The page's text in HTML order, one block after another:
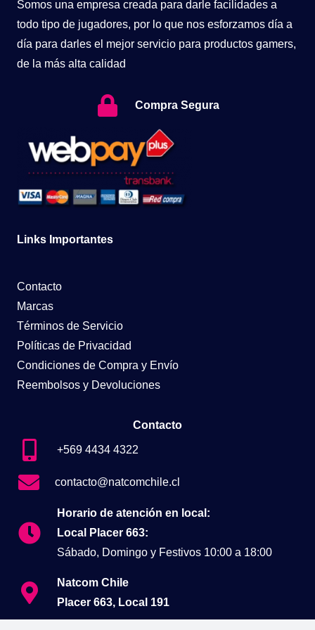
Somos una empresa creada para darle facilidades a
todo tipo de jugadores, por lo que nos esforzamos día a
día para darles el mejor servicio para productos gamers,
de la más alta calidad
Compra Segura
Links Importantes
Contacto
Marcas
Términos de Servicio
Políticas de Privacidad
Condiciones de Compra y Envío
Reembolsos y Devoluciones
Contacto
+569 4434 4322
contacto@natcomchile.cl
Horario de atención en local:
Local Placer 663:
Sábado, Domingo y Festivos 10:00 a 18:00
Natcom Chile
Placer 663, Local 191